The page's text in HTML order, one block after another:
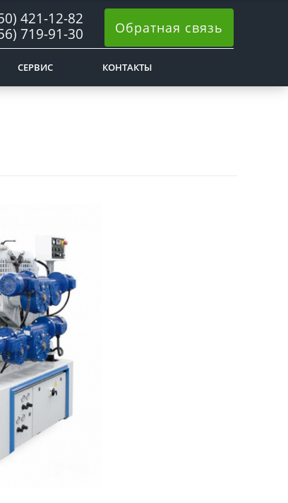
421-12-82
719-91-30
Обратная связь
СЕРВИС КОНТАКТЫ